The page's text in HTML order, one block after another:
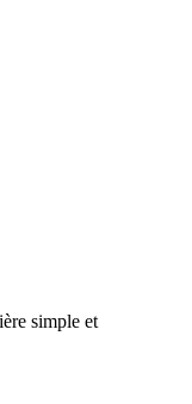
simple et